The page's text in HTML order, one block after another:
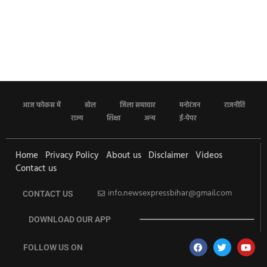
आज फोकस में खेल जिला समाचार मनोरंजन
राजनीति
राज्य
शिक्षा अन्य ई-पेपर
Home Privacy Policy About us Disclaimer Videos
Contact us
CONTACT US info.newsexpressbihar@gmail.com
DOWNLOAD OUR APP
FOLLOW US ON